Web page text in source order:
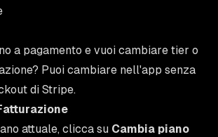
a pagamento e vuoi cambiare tier o
Puoi cambiare nell'app senza
di Stripe.
attuale, clicca su Cambia piano